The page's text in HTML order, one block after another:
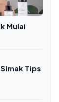
Mulai
Tips